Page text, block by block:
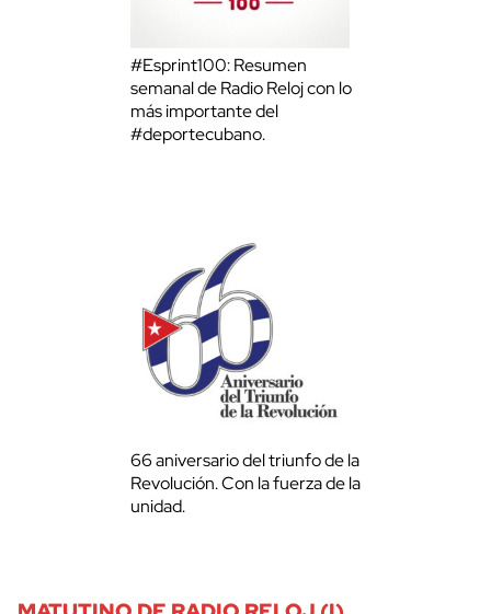
#Esprint100: Resumen
semanal de Radio Reloj con lo
más importante del
#deportecubano.
66 aniversario del triunfo de la
Revolución. Con la fuerza de la
unidad.